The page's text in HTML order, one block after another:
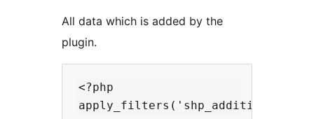
All data which is added by the
plugin.
<?php